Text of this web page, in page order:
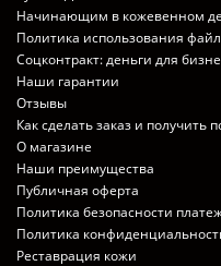
Начинающим в кожевенном
Политика использования
Соцконтракт: деньги для
Наши гарантии
Отзывы
Как сделать заказ и
О магазине
Наши преимущества
Публичная оферта
Политика безопасности
Политика
Реставрация кожи